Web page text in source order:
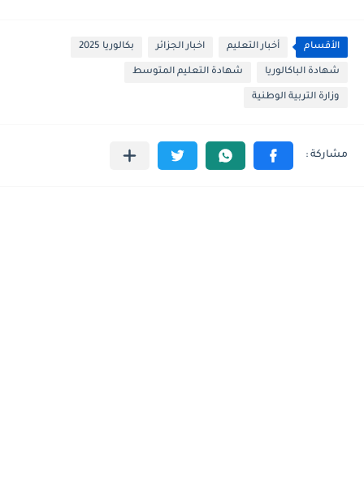
الأقسام أخبار التعليم اخبار الجزائر بكالوريا 2025
شهادة الباكالوريا شهادة التعليم المتوسط
وزارة التربية الوطنية